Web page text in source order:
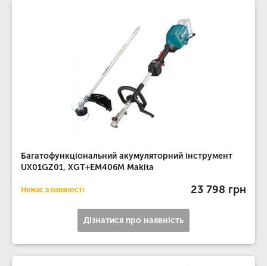
Багатофункціональний акумуляторний інструмент
UX01GZ01, XGT+EM406M Makita
Немає в наявності 23 798 грн
Дізнатися про наявність